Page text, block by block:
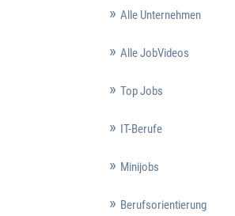
Alle Unternehmen
Alle JobVideos
Top Jobs
IT-Berufe
Minijobs
Berufsorientierung